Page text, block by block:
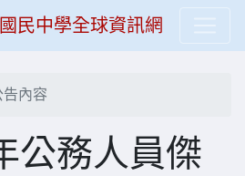
民中學全球資訊網
告內容
公務人員傑